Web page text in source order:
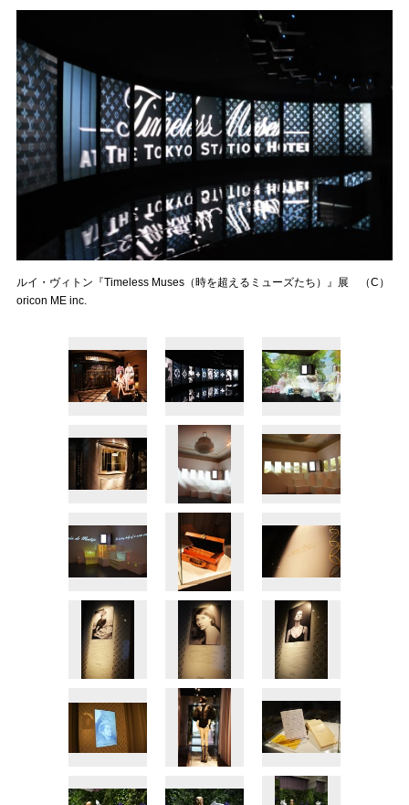
ルイ・ヴィトン『Timeless Muses（時を超えるミューズたち）』展 （C）
oricon ME inc.